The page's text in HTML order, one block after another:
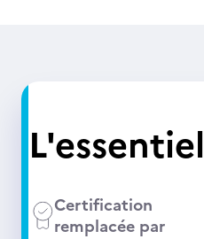
L'essentiel
Certification
remplacée par